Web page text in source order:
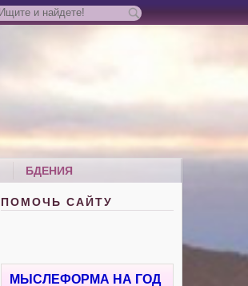
БДЕНИЯ
ПОМОЧЬ САЙТУ
МЫСЛЕФОРМА НА ГОД